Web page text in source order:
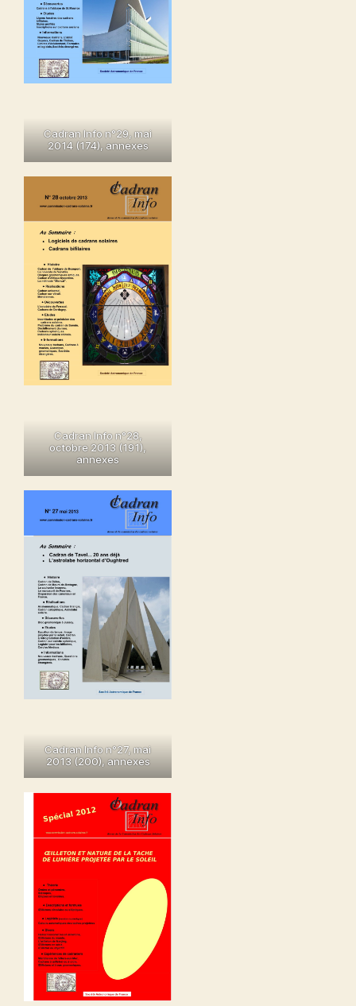
Cadran Info n°29, mai
2014 (174),annexes
Cadran Info n°28,
octobre 2013 (191),
annexes
Cadran Info n°27, mai
2013 (200),annexes